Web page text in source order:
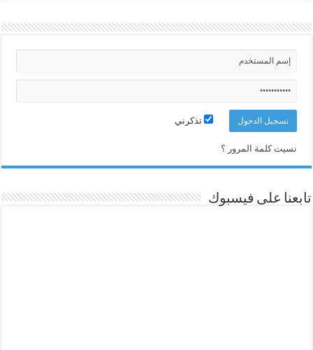
تذكرني
نسيت كلمة المرور ؟
تابعنا على فيسبوك